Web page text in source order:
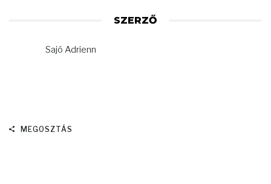
SZERZŐ
Sajó Adrienn
MEGOSZTÁS